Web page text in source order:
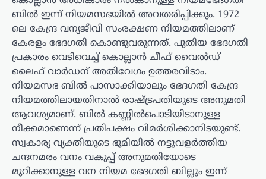
ബിൽ ഇന്ന് നിയമസഭയിൽ അവതരിപ്പിക്കും. 1972
ലെ കേന്ദ്ര വന്യജീവി സംരക്ഷണ നിയമത്തിലാണ്
കേരളം ഭേദഗതി കൊണ്ടുവരുന്നത്. പുതിയ ഭേദഗതി
പ്രകാരം വെടിവെച്ച് കൊല്ലാൻ ചീഫ് വൈൽഡ്
ലൈഫ് വാർഡന് അതിവേഗം ഉത്തരവിടാം.
നിയമസഭ ബിൽ പാസാക്കിയാലും ഭേദഗതി കേന്ദ്ര
നിയമത്തിലായതിനാൽ രാഷ്ട്രപതിയുടെ അനുമതി
ആവശ്യമാണ്. ബിൽ കണ്ണിൽപൊടിയിടാനുള്ള
നീക്കമാണെന്ന് പ്രതിപക്ഷം വിമർശിക്കാനിടയുണ്ട്.
സ്വകാര്യ വ്യക്തിയുടെ ഭൂമിയിൽ നട്ടുവളർത്തിയ
ചന്ദനമരം വനം വകുപ്പ് അനുമതിയോടെ
മുറിക്കാനുള്ള വന നിയമ ഭേദഗതി ബില്ലും ഇന്ന്